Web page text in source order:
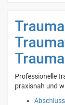
Professionelle
praxisnah und